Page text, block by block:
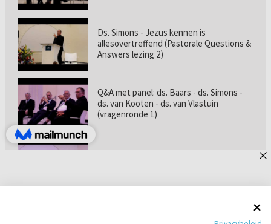
Ds. Simons - Jezus kennen is
allesovertreffend (Pastorale Questions &
Answers lezing 2)
Q&A met panel: ds. Baars - ds. Simons -
ds. van Kooten - ds. van Vlastuin
(vragenronde 1)
Prof. dr. van Vlastuin - Is